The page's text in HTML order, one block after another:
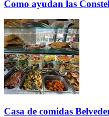
Como ayudan las
Casa de comidas